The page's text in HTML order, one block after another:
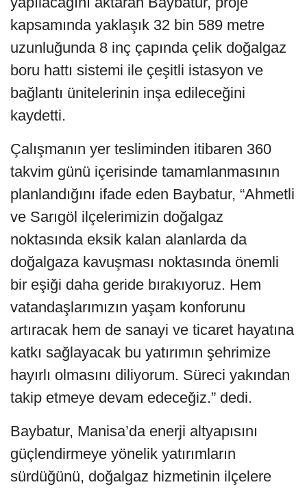
kapsamında yaklaşık 32 bin 589 metre
uzunluğunda 8 inç çapında çelik doğalgaz
boru hattı sistemi ile çeşitli istasyon ve
bağlantı ünitelerinin inşa edileceğini
kaydetti.
Çalışmanın yer tesliminden itibaren 360
takvim günü içerisinde tamamlanmasının
planlandığını ifade eden Baybatur, “Ahmetli
ve Sarıgöl ilçelerimizin doğalgaz
noktasında eksik kalan alanlarda da
doğalgaza kavuşması noktasında önemli
bir eşiği daha geride bırakıyoruz. Hem
vatandaşlarımızın yaşam konforunu
artıracak hem de sanayi ve ticaret hayatına
katkı sağlayacak bu yatırımın şehrimize
hayırlı olmasını diliyorum. Süreci yakından
takip etmeye devam edeceğiz.” dedi.
Baybatur, Manisa’da enerji altyapısını
güçlendirmeye yönelik yatırımların
sürdüğünü, doğalgaz hizmetinin ilçelere